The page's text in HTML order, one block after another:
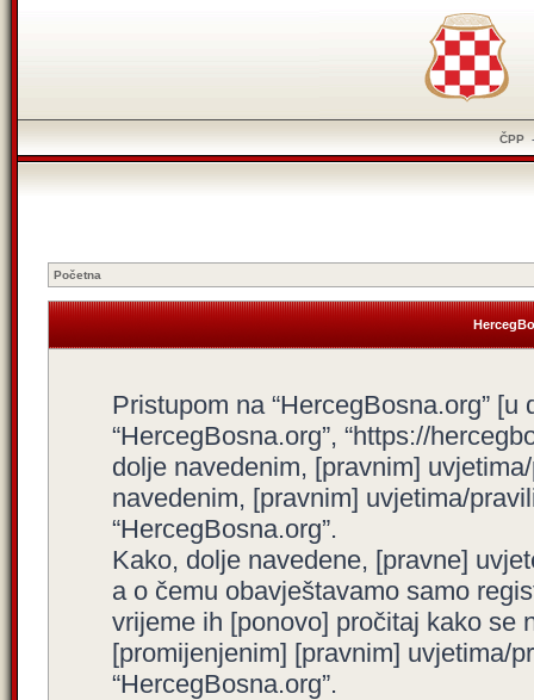
ČPP
Početna
Pristupom na “HercegBosna.org” [u
“HercegBosna.org”, “https://
dolje navedenim, [pravnim]
navedenim, [pravnim] uvjetima/
“HercegBosna.org”.
Kako, dolje navedene, [pravne]
a o čemu obavještavamo samo
vrijeme ih [ponovo] pročitaj kako se
[promijenjenim] [pravnim] uvjetima/
“HercegBosna.org”.